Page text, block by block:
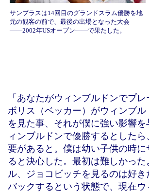
サンプラスは14回目のグランドスラム優勝を地
元の観客の前で、最後の出場となった大会
――2002年USオープン――で果たした。
「あなたがウィンブルドンでプ
ボリス（ベッカー）がウィンブ
を見た事、それが僕に強い影響
ィンブルドンで優勝するとした
要があると。僕は幼い子供の時
ると決心した。最初は難しかっ
ル、ジョコビッチを見るのは好
バックするという状態で、現在